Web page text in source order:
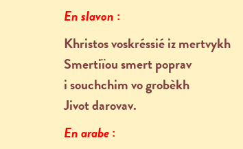
En slavon :
Khristos voskréssié iz mertvykh
Smertiïou smert poprav
i souchchim vo grobèkh
Jivot darovav.
En arabe: